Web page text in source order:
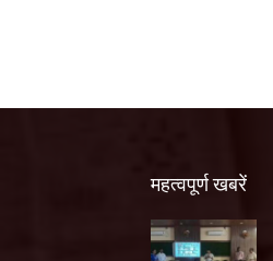
महत्वपूर्ण खबरें